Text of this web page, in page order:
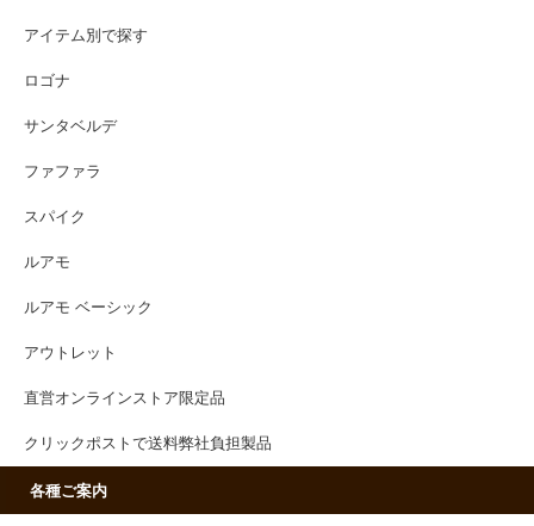
アイテム別で探す
ロゴナ
サンタベルデ
ファファラ
スパイク
ルアモ
ルアモ ベーシック
アウトレット
直営オンラインストア限定品
クリックポストで送料弊社負担製品
各種ご案内